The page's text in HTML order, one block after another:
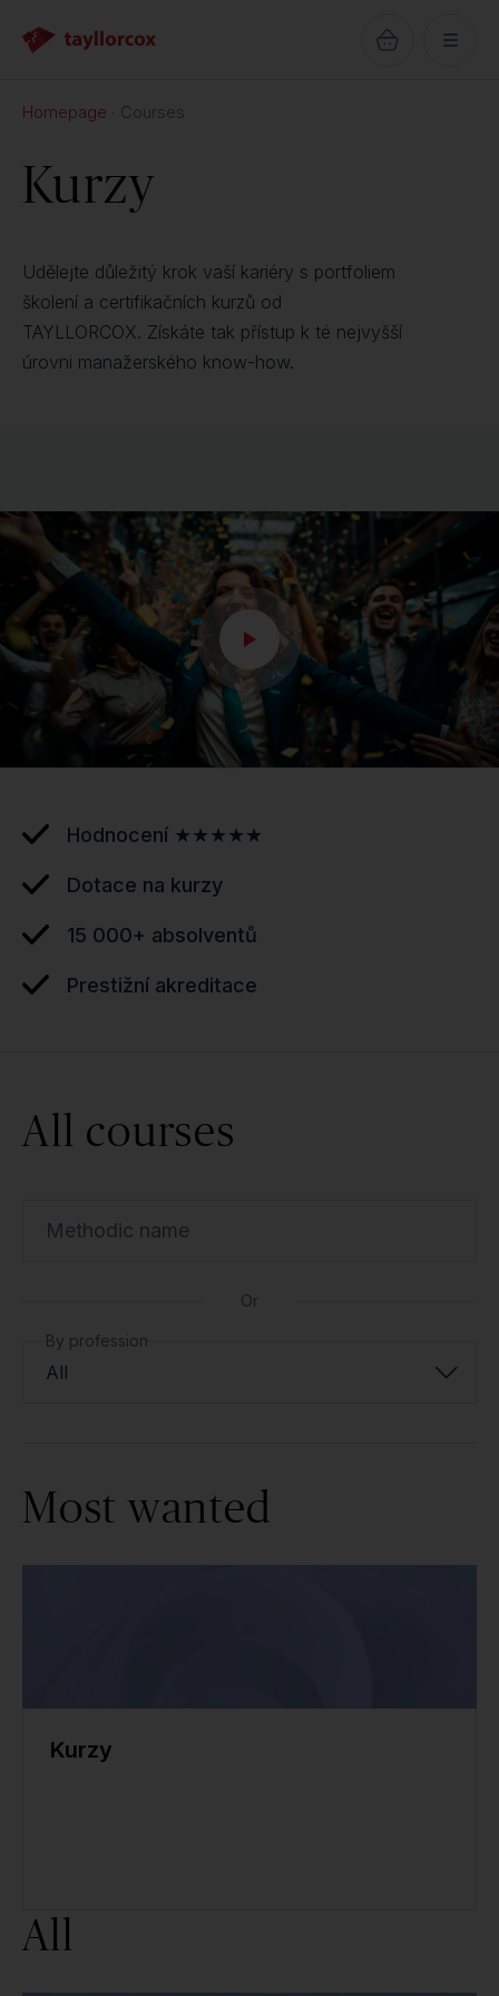
Homepage Courses
Kurzy
Udělejte důležitý krok vaší kariéry s portfoliem
školení a certifikačních kurzů od
TAYLLORCOX. Získáte tak přístup k té nejvyšší
úrovni manažerského know-how.
Hodnocení ★★★★★
Dotace na kurzy
15 000+ absolventů
Prestižní akreditace
All courses
Methodic name
Or
By profession
All
Most wanted
Kurzy
All